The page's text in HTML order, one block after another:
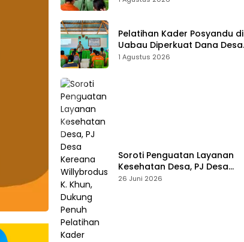
Pelatihan Kader Posyandu di
Uabau Diperkuat Dana Desa
2026, Remigius Bria Tekankan
1 Agustus 2026
Soroti Penguatan Layanan
Kesehatan Desa, PJ Desa
Kereana Willybrodus K. Khun,
26 Juni 2026